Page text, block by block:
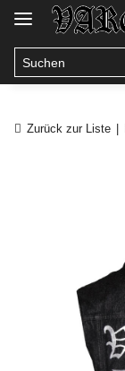
Zurück zur Liste